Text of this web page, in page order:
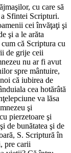
cu care să
a Sfintei Scripturi.
cei învăţaţi şi
şi a le arăta
că Scriptura cu
de grije ceii
nu ar fi avut
spre mântuire,
că iubirea de
cea hotărâtă
va lăsa
şi
pierzetoare şi
de bunătatea şi de
S. Scriptură în
pre carii